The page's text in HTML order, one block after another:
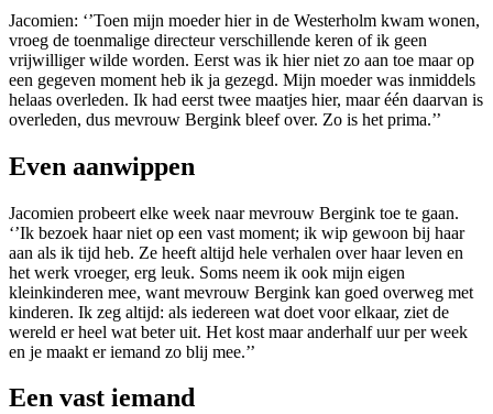
Jacomien: ‘’Toen mijn moeder hier in de Westerholm kwam wonen,
vroeg de toenmalige directeur verschillende keren of ik geen
vrijwilliger wilde worden. Eerst was ik hier niet zo aan toe maar op
een gegeven moment heb ik ja gezegd. Mijn moeder was inmiddels
helaas overleden. Ik had eerst twee maatjes hier, maar één daarvan is
overleden, dus mevrouw Bergink bleef over. Zo is het prima.’’
Even aanwippen
Jacomien probeert elke week naar mevrouw Bergink toe te gaan.
‘’Ik bezoek haar niet op een vast moment; ik wip gewoon bij haar
aan als ik tijd heb. Ze heeft altijd hele verhalen over haar leven en
het werk vroeger, erg leuk. Soms neem ik ook mijn eigen
kleinkinderen mee, want mevrouw Bergink kan goed overweg met
kinderen. Ik zeg altijd: als iedereen wat doet voor elkaar, ziet de
wereld er heel wat beter uit. Het kost maar anderhalf uur per week
en je maakt er iemand zo blij mee.’’
Een vast iemand